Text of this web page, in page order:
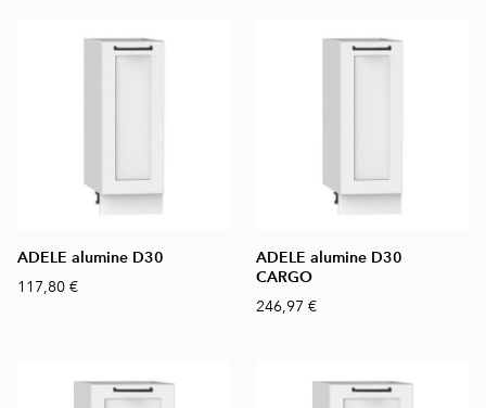
ADELE alumine D30
117,80 €
ADELE alumine D30
CARGO
246,97 €